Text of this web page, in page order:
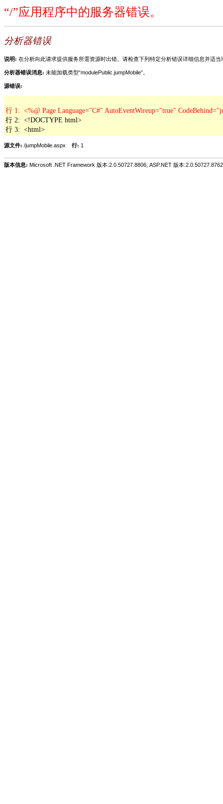
“/”应用程序中的服务器错误。
分析器错误
说明: 在分析向此请求提供服务所需资源时出错。请检查下列特定分析错误详细信息并适当
分析器错误消息: 未能加载类型“modulePublic.jumpMobile”。
源错误:
行 2:  <!DOCTYPE html>
行 3:  <html>
源文件: /jumpMobile.aspx 行: 1
版本信息: Microsoft .NET Framework 版本:2.0.50727.8806; ASP.NET 版本:2.0.50727.8762